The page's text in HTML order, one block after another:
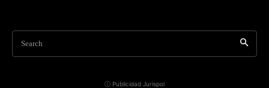
Search
ⓘ Publicidad Jurispol